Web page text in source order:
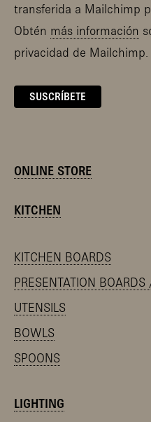
transferida a Mailchimp
Obtén más información
privacidad de Mailchimp.
ONLINE STORE
KITCHEN
KITCHEN BOARDS
PRESENTATION BOARDS
UTENSILS
BOWLS
SPOONS
LIGHTING